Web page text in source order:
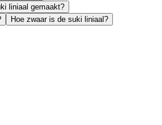
liniaal gemaakt?
Hoe zwaar is de suki liniaal?